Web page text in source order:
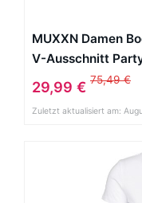
MUXXN Damen
V-Ausschnitt
29,99 € 75,49 €
Zuletzt aktualisiert am: